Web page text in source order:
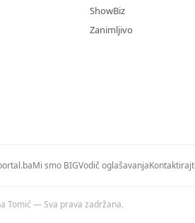
ShowBiz
Zanimljivo
Mi smo BIGVodič oglašavanja
Tomić — Sva prava zadržana.